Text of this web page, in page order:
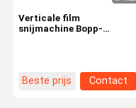
Verticale film
snijmachine Bopp-
Beste prijs Contact